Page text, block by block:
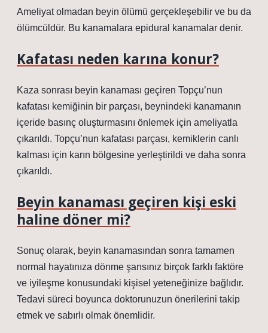
Ameliyat olmadan beyin ölümü gerçekleşebilir ve bu da
ölümcüldür. Bu kanamalara epidural kanamalar denir.
Kafatası neden karına konur?
Kaza sonrası beyin kanaması geçiren Topçu’nun
kafatası kemiğinin bir parçası, beynindeki kanamanın
içeride basınç oluşturmasını önlemek için ameliyatla
çıkarıldı. Topçu’nun kafatası parçası, kemiklerin canlı
kalması için karın bölgesine yerleştirildi ve daha sonra
çıkarıldı.
Beyin kanaması geçiren kişi eski
haline döner mi?
Sonuç olarak, beyin kanamasından sonra tamamen
normal hayatınıza dönme şansınız birçok farklı faktöre
ve iyileşme konusundaki kişisel yeteneğinize bağlıdır.
Tedavi süreci boyunca doktorunuzun önerilerini takip
etmek ve sabırlı olmak önemlidir.